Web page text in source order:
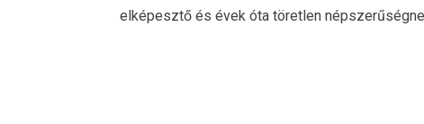
elképesztő és évek óta töretlen